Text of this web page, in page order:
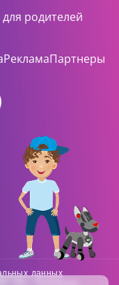
родителей
РекламаПартнеры
данных
Телеканал